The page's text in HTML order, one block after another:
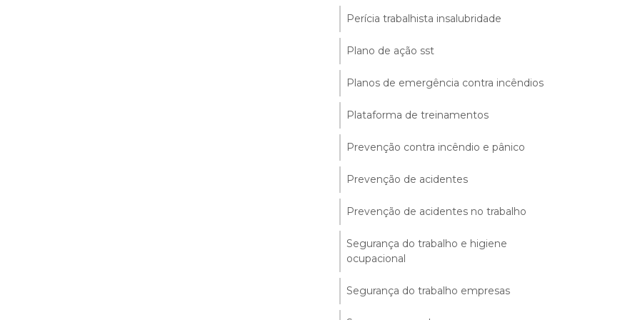
Perícia trabalhista insalubridade
Plano de ação sst
Planos de emergência contra incêndios
Plataforma de treinamentos
Prevenção contra incêndio e pânico
Prevenção de acidentes
Prevenção de acidentes no trabalho
Segurança do trabalho e higiene
ocupacional
Segurança do trabalho empresas